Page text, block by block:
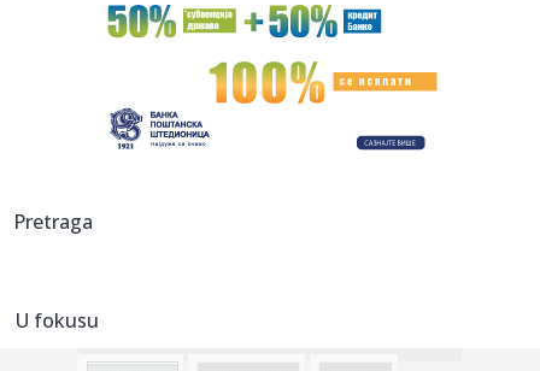
14:00:Vučić: Ne sedimo na više stolica, imamo samo svoju -
srpsku st...
Auto bi mogao sam da odluči koliko brzo smete da vozite:
14:00:Ova porodična pekara u Sopotu je novo mesto na našoj
za...
13:54:
Pretraga
U fokusu